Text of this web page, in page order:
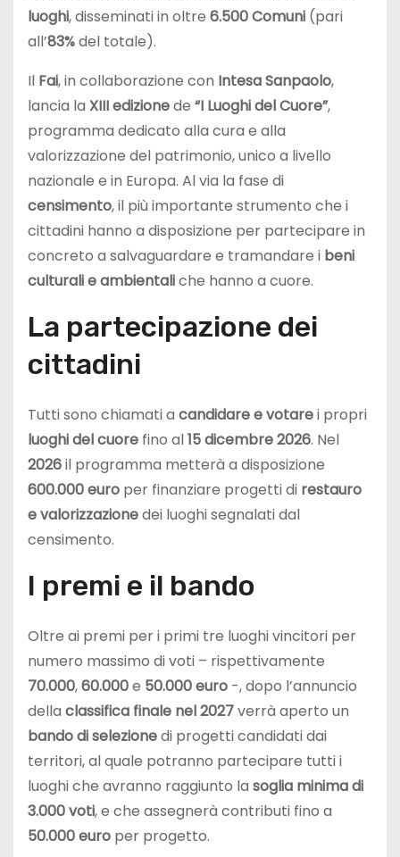
luoghi, disseminati in oltre 6.500 Comuni (pari
all’83%del totale).
Il Fai, in collaborazione con Intesa Sanpaolo,
lancia la XIII edizionede “I Luoghi del Cuore”,
programma dedicato alla cura e alla
valorizzazione del patrimonio, unico a livello
nazionale e in Europa. Al via la fase di
censimento, il più importante strumento che i
cittadini hanno a disposizione per partecipare in
concreto a salvaguardare e tramandare i beni
culturali e ambientaliche hanno a cuore.
La partecipazione dei
cittadini
Tutti sono chiamati a candidare e votarei propri
luoghi del cuore fino al15 dicembre 2026. Nel
2026il programma metterà a disposizione
600.000 euro per finanziare progetti di restauro
e valorizzazionedei luoghi segnalati dal
censimento.
I premi e il bando
Oltre ai premi per i primi tre luoghi vincitori per
numero massimo di voti – rispettivamente
70.000,60.000e 50.000 euro -, dopo l’annuncio
della classifica finale nel 2027verrà aperto un
bando di selezionedi progetti candidati dai
territori, al quale potranno partecipare tutti i
luoghi che avranno raggiunto la soglia minima di
3.000 voti, e che assegnerà contributi fino a
50.000 euro per progetto.